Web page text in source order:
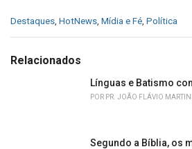
C
e
Destaques HotNews Mídia e Fé Política
Relacionados
Línguas e Batismo
POR PR. JOÃO FLÁVIO
Segundo a Bíblia, os